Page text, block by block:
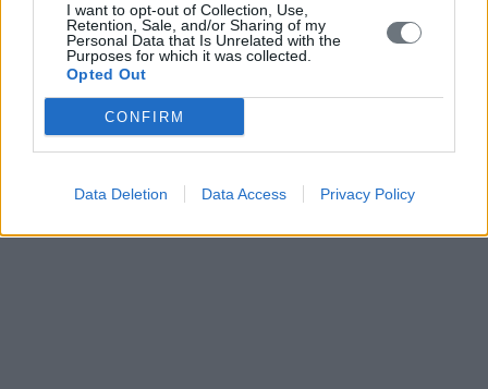
I want to opt-out of Collection, Use,
Retention, Sale, and/or Sharing of my
Personal Data that Is Unrelated with the
Purposes for which it was collected.
Opted Out
CONFIRM
Data Deletion Data Access Privacy Policy